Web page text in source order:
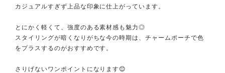
カジュアルすぎず上品な印象に仕上がっています。
とにかく軽くて、強度のある素材感も魅力◎
スタイリングが暗くなりがちな今の時期は、チャームポーチで色
をプラスするのがおすすめです。
さりげないワンポイントになります😊